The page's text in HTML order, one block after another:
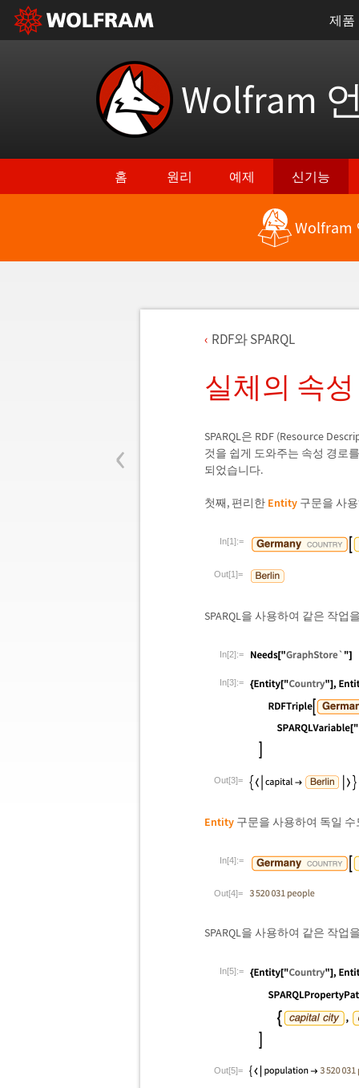
제품
Wolfram
홈 원리 예제 신기능
Wolfram
‹
RDF와 SPARQL
실체의 속
SPARQL은 RDF (Resource
것을 쉽게 도와주는 속성 경로
되었습니다.
첫째, 편리한 Entity 구문을 사
In[1]:=
Out[1]=
SPARQL을 사용하여 같은 작업
In[2]:=
In[3]:=
Out[3]=
Entity 구문을 사용하여 독일
In[4]:=
Out[4]=
SPARQL을 사용하여 같은 작업
In[5]:=
Out[5]=